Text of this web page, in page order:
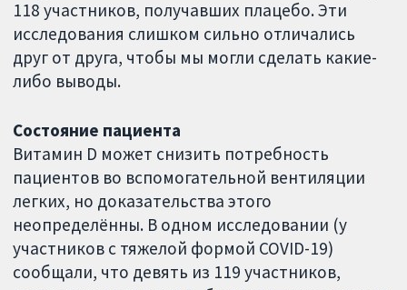
118 участников, получавших плацебо. Эти
исследования слишком сильно отличались
друг от друга, чтобы мы могли сделать какие-
либо выводы.
Состояние пациента
Витамин D может снизить потребность
пациентов во вспомогательной вентиляции
легких, но доказательства этого
неопределённы. В одном исследовании (у
участников с тяжелой формой COVID-19)
сообщали, что девять из 119 участников,